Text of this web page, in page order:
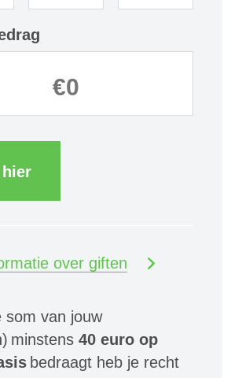
over giften
som van jouw
minstens40 euro op
bedraagt heb je recht